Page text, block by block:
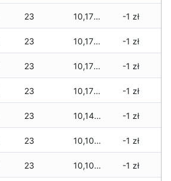
23 10,170 zł -1 zł
23 10,170 zł -1 zł
23 10,170 zł -1 zł
23 10,170 zł -1 zł
23 10,140 zł -1 zł
23 10,100 zł -1 zł
23 10,100 zł -1 zł